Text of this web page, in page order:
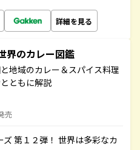
詳細を見る
のカレー図鑑
地域のカレー＆スパイス料理
ともに解説
売
第１２弾！ 世界は多彩なカ